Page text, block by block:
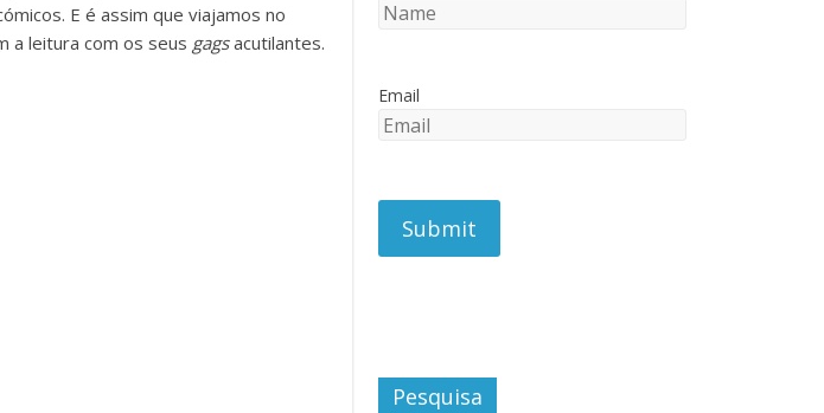
E é assim que viajamos no
a leitura com os seus gagsacutilantes.
Email
Pesquisa